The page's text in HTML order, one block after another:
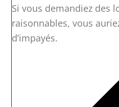
Si vous demandiez des
raisonnables, vous
d’impayés.